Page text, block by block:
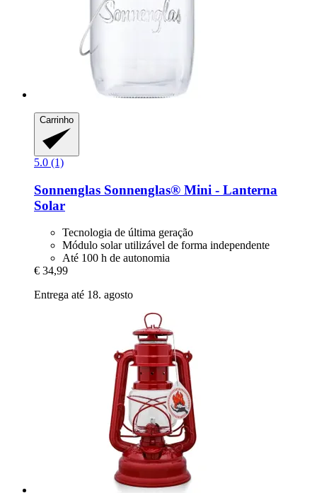
Carrinho
5.0 (1)
Sonnenglas Sonnenglas® Mini -​ Lanterna
Solar
Tecnologia de última geração
Módulo solar utilizável de forma independente
Até 100 h de autonomia
€ 34,99
Entrega até 18. agosto